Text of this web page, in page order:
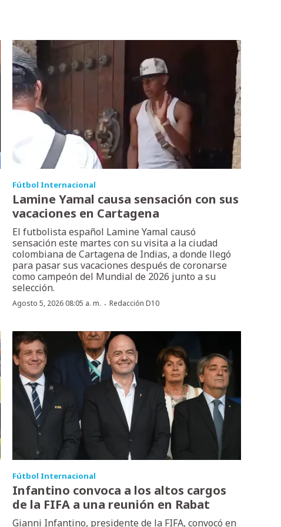
Fútbol Internacional
Lamine Yamal causa sensación con sus
vacaciones en Cartagena
El futbolista español Lamine Yamal causó
sensación este martes con su visita a la ciudad
colombiana de Cartagena de Indias, a donde llegó
para pasar sus vacaciones después de coronarse
como campeón del Mundial de 2026 junto a su
selección.
Agosto 5, 2026 08:05 a. m. · Redacción D10
Fútbol Internacional
Infantino convoca a los altos cargos
de la FIFA a una reunión en Rabat
Gianni Infantino, presidente de la FIFA, convocó en